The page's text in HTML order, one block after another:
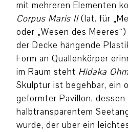
mit mehreren Elementen
Corpus Maris II(lat. für
oder „Wesen des
der Decke hängende
Form an Quallenkörper
im Raum steht Hidaka
Skulptur ist begehbar, ein
geformter Pavillon, dessen
halbtransparentem
wurde, der über ein